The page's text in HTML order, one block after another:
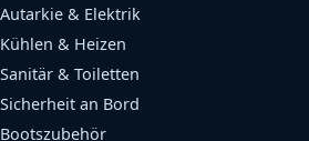
Autarkie & Elektrik
Kühlen & Heizen
Sanitär & Toiletten
Sicherheit an Bord
Bootszubehör